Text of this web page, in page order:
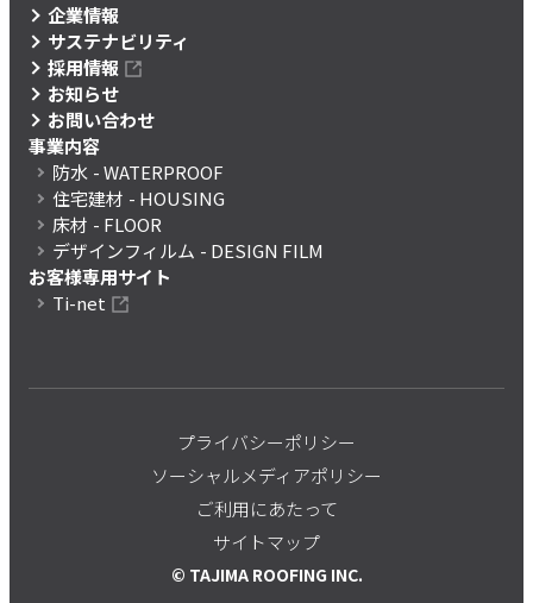
企業情報
サステナビリティ
採用情報
お知らせ
お問い合わせ
事業内容
防水 - WATERPROOF
住宅建材 - HOUSING
床材 - FLOOR
デザインフィルム - DESIGN FILM
お客様専用サイト
Ti-net
プライバシーポリシー
ソーシャルメディアポリシー
ご利用にあたって
サイトマップ
© TAJIMA ROOFING INC.